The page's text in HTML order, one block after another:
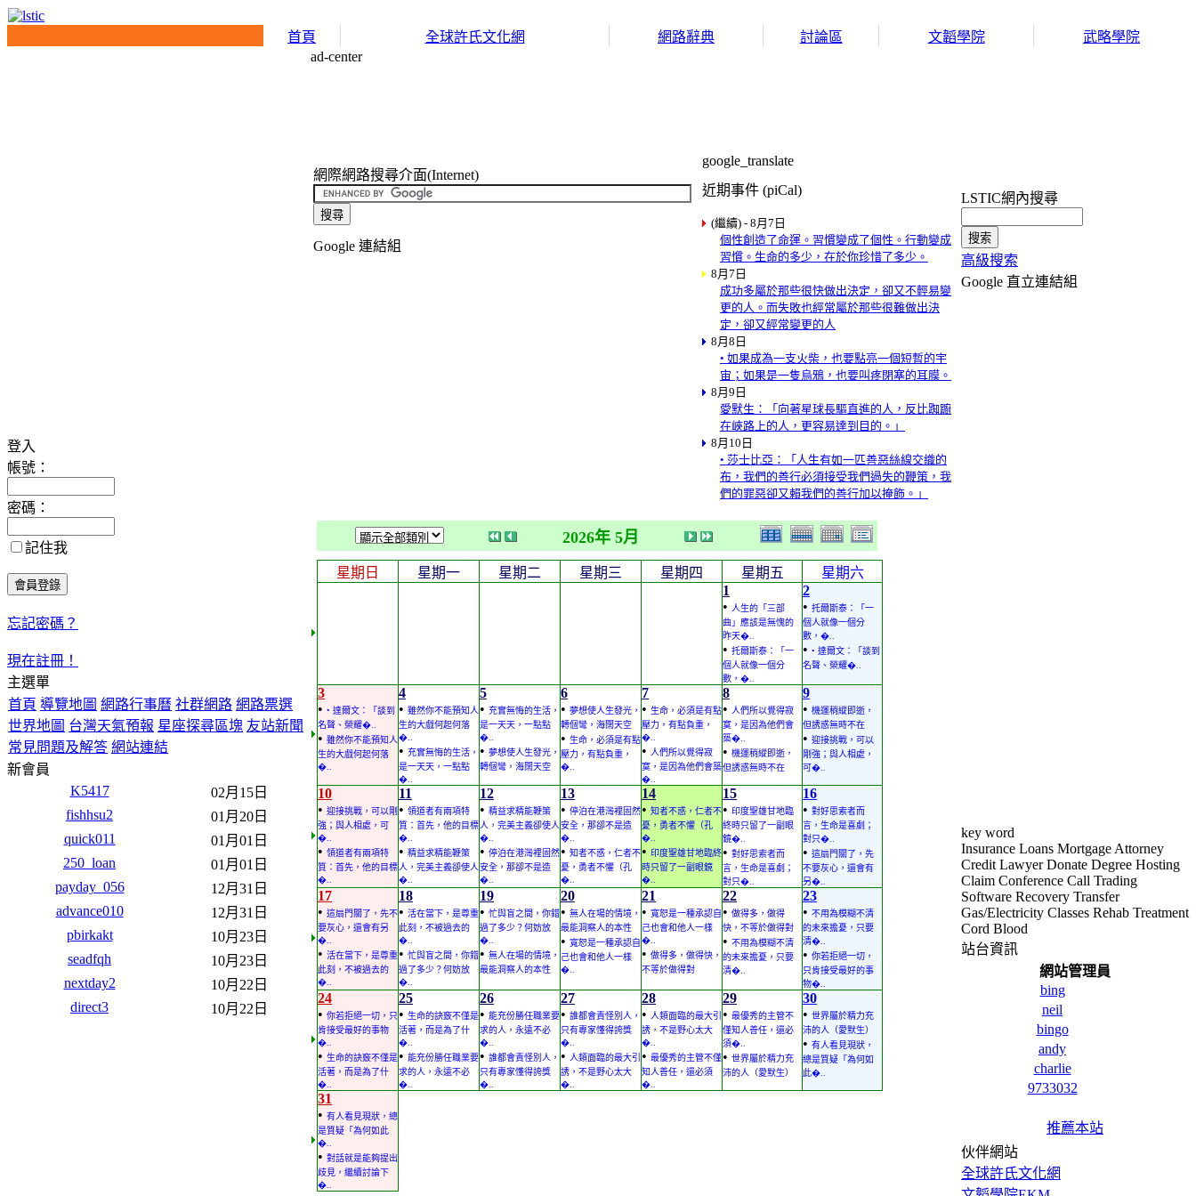
首頁 全球許氏文化網 網路辭典 討論區 文韜學院 武略學院
登入
帳號：
密碼：
記住我
忘記密碼？
現在註冊！
主選單
首頁 導覽地圖 網路行事曆 社群網路 網路票選
世界地圖 台灣天氣預報 星座探尋區塊 友站新聞
常見問題及解答 網站連結
新會員
K5417
02月15日
fishhsu2
01月20日
quick011
01月01日
250_loan
01月01日
payday_056
12月31日
advance010
12月31日
pbirkakt
10月23日
seadfqh
10月23日
nextday2
10月22日
direct3
10月22日
ad-center
網際網路搜尋介面(Internet)
Google 連結組
google_translate
近期事件 (piCal)
(繼續) - 8月7日
個性創造了命運。習慣變成了個性。行動變成
習慣。生命的多少，在於你珍惜了多少。
8月7日
成功多屬於那些很快做出決定，卻又不輕易變
更的人。而失敗也經常屬於那些很難做出決
定，卻又經常變更的人
8月8日
• 如果成為一支火柴，也要點亮一個短暫的宇
宙；如果是一隻烏鴉，也要叫疼閉塞的耳膜。
8月9日
愛默生：「向著星球長驅直進的人，反比踟躕
在峽路上的人，更容易達到目的。」
8月10日
• 莎士比亞：「人生有如一匹善惡絲線交織的
布，我們的善行必須接受我們過失的鞭策，我
們的罪惡卻又賴我們的善行加以掩飾。」
2026年 5月
星期日 星期一 星期二 星期三 星期四 星期五
星期六
1
• 人生的「三部
曲」應該是無愧的
昨天�..
• 托爾斯泰：「一
個人就像一個分
數，�..
2
• 托爾斯泰：「一
個人就像一個分
數，�..
• • 達爾文：「談到
名聲、榮耀�..
3
• • 達爾文：「談到
名聲、榮耀�..
• 雖然你不能預知人
生的大戲何起何落
�..
4
• 雖然你不能預知人
生的大戲何起何落
�..
• 充實無悔的生活，
是一天天，一點點
�..
5
• 充實無悔的生活，
是一天天，一點點
�..
• 夢想使人生發光，
轉個彎，海闊天空
6
• 夢想使人生發光，
轉個彎，海闊天空
• 生命，必須是有點
壓力，有點負重，
�..
7
• 生命，必須是有點
壓力，有點負重，
�..
• 人們所以覺得寂
寞，是因為他們會築
�..
8
• 人們所以覺得寂
寞，是因為他們會
築�..
• 機運稍縱即逝，
但誘惑無時不在
9
• 機運稍縱即逝，
但誘惑無時不在
• 迎接挑戰，可以
剛強；與人相處，
可�..
10
• 迎接挑戰，可以剛
強；與人相處，可
�..
• 領道者有兩項特
質：首先，他的目標
�..
11
• 領道者有兩項特
質：首先，他的目標
�..
• 精益求精能鞭策
人，完美主義卻使人
�..
12
• 精益求精能鞭策
人，完美主義卻使人
�..
• 停泊在港灣裡固然
安全，那卻不是造
�..
13
• 停泊在港灣裡固然
安全，那卻不是造
�..
• 知者不惑，仁者不
憂，勇者不懼（孔
�..
14
• 知者不惑，仁者不
憂，勇者不懼（孔
�..
• 印度聖雄甘地臨終
時只留了一副眼鏡
�..
15
• 印度聖雄甘地臨
終時只留了一副眼
鏡�..
• 對好思索者而
言，生命是喜劇；
對只�..
16
• 對好思索者而
言，生命是喜劇；
對只�..
• 這扇門關了，先
不要灰心，還會有
另�..
17
• 這扇門關了，先不
要灰心，還會有另
�..
• 活在當下，是尊重
此刻，不被過去的
�..
18
• 活在當下，是尊重
此刻，不被過去的
�..
• 忙與盲之間，你錯
過了多少？何妨放
�..
19
• 忙與盲之間，你錯
過了多少？何妨放
�..
• 無人在場的情境，
最能洞察人的本性
20
• 無人在場的情境，
最能洞察人的本性
• 寬恕是一種承認自
己也會和他人一樣
�..
21
• 寬恕是一種承認自
己也會和他人一樣
�..
• 做得多，做得快，
不等於做得對
22
• 做得多，做得
快，不等於做得對
• 不用為模糊不清
的未來擔憂，只要
清�..
23
• 不用為模糊不清
的未來擔憂，只要
清�..
• 你若拒絕一切，
只肯接受最好的事
物�..
24
• 你若拒絕一切，只
肯接受最好的事物
�..
• 生命的訣竅不僅是
活著，而是為了什
�..
25
• 生命的訣竅不僅是
活著，而是為了什
�..
• 能充份勝任職業要
求的人，永遠不必
�..
26
• 能充份勝任職業要
求的人，永遠不必
�..
• 誰都會責怪別人，
只有專家懂得誇獎
�..
27
• 誰都會責怪別人，
只有專家懂得誇獎
�..
• 人類面臨的最大引
誘，不是野心太大
�..
28
• 人類面臨的最大引
誘，不是野心太大
�..
• 最優秀的主管不僅
知人善任，還必須
�..
29
• 最優秀的主管不
僅知人善任，還必
須�..
• 世界屬於精力充
沛的人（愛默生）
30
• 世界屬於精力充
沛的人（愛默生）
• 有人看見現狀，
總是質疑「為何如
此�..
31
• 有人看見現狀，總
是質疑「為何如此
�..
• 對話就是能夠提出
歧見，繼續討論下
�..
LSTIC網內搜尋
高級搜索
Google 直立連結組
key word
Insurance Loans Mortgage Attorney
Credit Lawyer Donate Degree Hosting
Claim Conference Call Trading
Software Recovery Transfer
Gas/Electricity Classes Rehab Treatment
Cord Blood
站台資訊
網站管理員
bing
neil
bingo
andy
charlie
9733032
推薦本站
伙伴網站
全球許氏文化網